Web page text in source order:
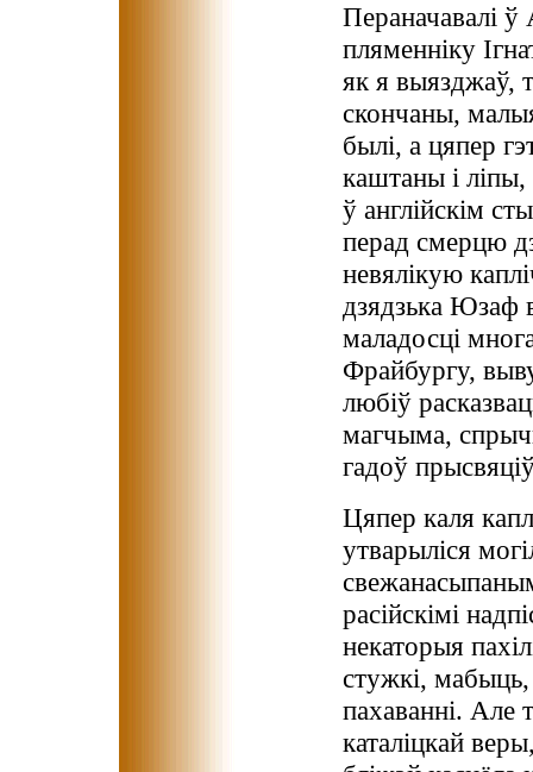
Пераначавалі
пляменніку
як я выязджаў,
скончаны,
былі, а цяпер
каштаны і
ў англійскім
перад смерцю
невялікую
дзядзька Юзаф
маладосці
Фрайбургу,
любіў
магчыма,
гадоў
Цяпер каля
утварыліся
расійскімі
некаторыя
стужкі,
пахаванні. Але
каталіцкай